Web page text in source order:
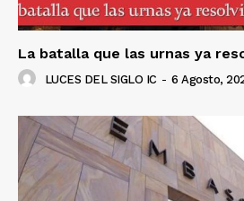
La batalla que las urnas ya
LUCES DEL SIGLO IC - 6 Agosto,